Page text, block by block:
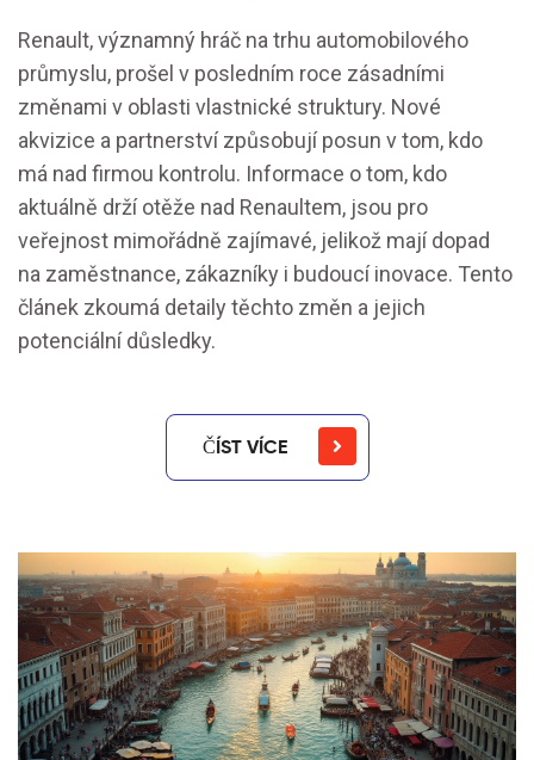
Renault, významný hráč na trhu automobilového
průmyslu, prošel v posledním roce zásadními
změnami v oblasti vlastnické struktury. Nové
akvizice a partnerství způsobují posun v tom, kdo
má nad firmou kontrolu. Informace o tom, kdo
aktuálně drží otěže nad Renaultem, jsou pro
veřejnost mimořádně zajímavé, jelikož mají dopad
na zaměstnance, zákazníky i budoucí inovace. Tento
článek zkoumá detaily těchto změn a jejich
potenciální důsledky.
ČÍST VÍCE